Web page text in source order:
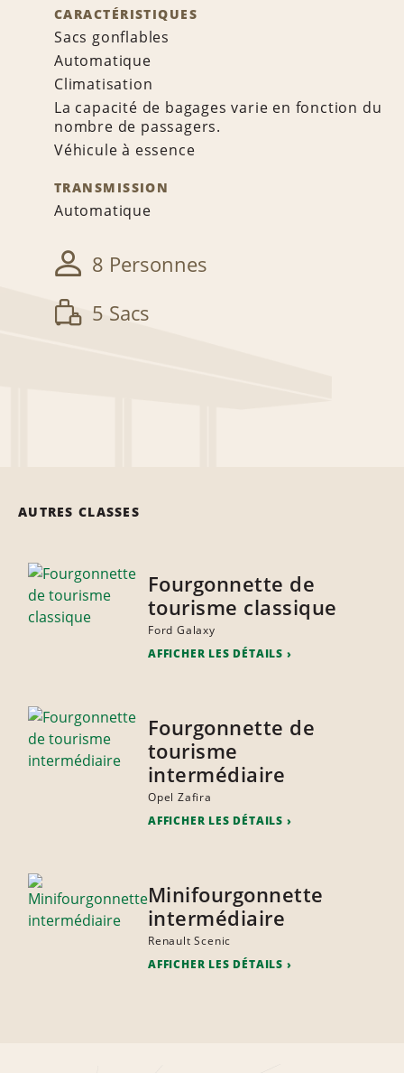
CARACTÉRISTIQUES
Sacs gonflables
Automatique
Climatisation
La capacité de bagages varie en fonction du
nombre de passagers.
Véhicule à essence
TRANSMISSION
Automatique
8 Personnes
5 Sacs
AUTRES CLASSES
Fourgonnette de
tourisme classique
Ford Galaxy
AFFICHER LES DÉTAILS
Fourgonnette de
tourisme
intermédiaire
Opel Zafira
AFFICHER LES DÉTAILS
Minifourgonnette
intermédiaire
Renault Scenic
AFFICHER LES DÉTAILS